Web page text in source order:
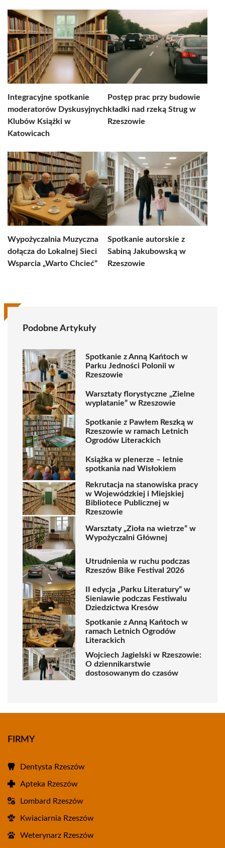
Integracyjne spotkanie
moderatorów Dyskusyjnych
Klubów Książki w
Katowicach
Postęp prac przy budowie
kładki nad rzeką Strug w
Rzeszowie
Wypożyczalnia Muzyczna
dołącza do Lokalnej Sieci
Wsparcia „Warto Chcieć”
Spotkanie autorskie z
Sabiną Jakubowską w
Rzeszowie
Podobne Artykuły
Spotkanie z Anną Kańtoch w
Parku Jedności Polonii w
Rzeszowie
Warsztaty florystyczne „Zielne
wyplatanie” w Rzeszowie
Spotkanie z Pawłem Reszką w
Rzeszowie w ramach Letnich
Ogrodów Literackich
Książka w plenerze – letnie
spotkania nad Wisłokiem
Rekrutacja na stanowiska pracy
w Wojewódzkiej i Miejskiej
Bibliotece Publicznej w
Rzeszowie
Warsztaty „Zioła na wietrze” w
Wypożyczalni Głównej
Utrudnienia w ruchu podczas
Rzeszów Bike Festival 2026
II edycja „Parku Literatury” w
Sieniawie podczas Festiwalu
Dziedzictwa Kresów
Spotkanie z Anną Kańtoch w
ramach Letnich Ogrodów
Literackich
Wojciech Jagielski w Rzeszowie:
O dziennikarstwie
dostosowanym do czasów
FIRMY
Dentysta Rzeszów
Apteka Rzeszów
Lombard Rzeszów
Kwiaciarnia Rzeszów
Weterynarz Rzeszów